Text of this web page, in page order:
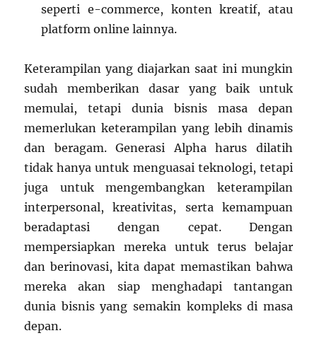
seperti e-commerce, konten kreatif, atau
platform online lainnya.
Keterampilan yang diajarkan saat ini mungkin
sudah memberikan dasar yang baik untuk
memulai, tetapi dunia bisnis masa depan
memerlukan keterampilan yang lebih dinamis
dan beragam. Generasi Alpha harus dilatih
tidak hanya untuk menguasai teknologi, tetapi
juga untuk mengembangkan keterampilan
interpersonal, kreativitas, serta kemampuan
beradaptasi dengan cepat. Dengan
mempersiapkan mereka untuk terus belajar
dan berinovasi, kita dapat memastikan bahwa
mereka akan siap menghadapi tantangan
dunia bisnis yang semakin kompleks di masa
depan.